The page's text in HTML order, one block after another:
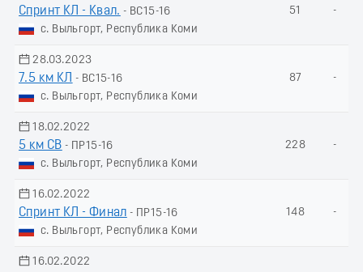
Спринт КЛ - Квал. - ВС15-16
с. Выльгорт, Республика Коми
51 -
28.03.2023
7.5 км КЛ
- ВС15-16
с. Выльгорт, Республика Коми
87 -
18.02.2022
5 км СВ - ПР15-16
с. Выльгорт, Республика Коми
228 -
16.02.2022
Спринт КЛ - Финал - ПР15-16
с. Выльгорт, Республика Коми
148 -
16.02.2022